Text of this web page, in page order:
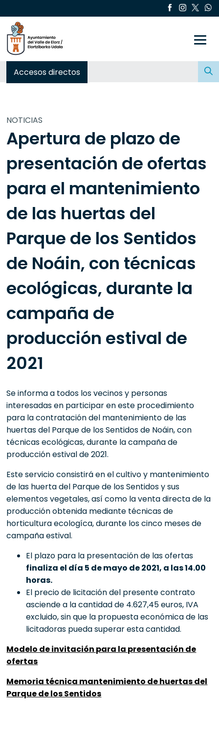
Accesos directos
Buscar:
NOTICIAS
Apertura de plazo de
presentación de ofertas
para el mantenimiento
de las huertas del
Parque de los Sentidos
de Noáin, con técnicas
ecológicas, durante la
campaña de
producción estival de
2021
Se informa a todos los vecinos y personas
interesadas en participar en este procedimiento
para la contratación del mantenimiento de las
huertas del Parque de los Sentidos de Noáin, con
técnicas ecológicas, durante la campaña de
producción estival de 2021.
Este servicio consistirá en el cultivo y mantenimiento
de las huerta del Parque de los Sentidos y sus
elementos vegetales, así como la venta directa de la
producción obtenida mediante técnicas de
horticultura ecologíca, durante los cinco meses de
campaña estival.
El plazo para la presentación de las ofertas
finaliza el día 5 de mayo de 2021, a las 14.00
horas.
El precio de licitación del presente contrato
asciende a la cantidad de 4.627,45 euros, IVA
excluido, sin que la propuesta económica de las
licitadoras pueda superar esta cantidad.
Modelo de invitación para la presentación de
ofertas
Memoria técnica mantenimiento de huertas del
Parque de los Sentidos